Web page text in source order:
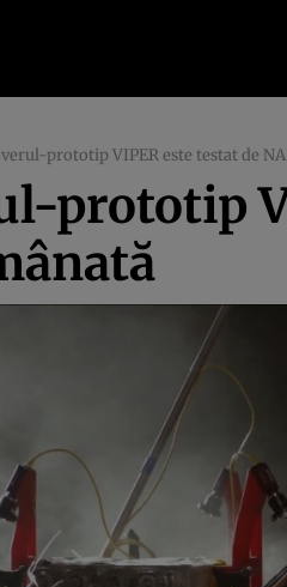
prototip VIPER este testat de
prototip